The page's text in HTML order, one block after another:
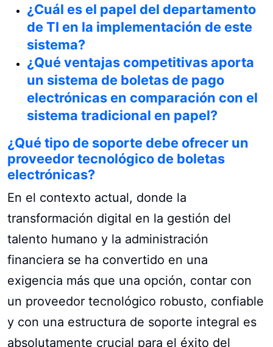
¿Cuál es el papel del departamento
de TI en la implementación de este
sistema?
¿Qué ventajas competitivas aporta
un sistema de boletas de pago
electrónicas en comparación con el
sistema tradicional en papel?
¿Qué tipo de soporte debe ofrecer un
proveedor tecnológico de boletas
electrónicas?
En el contexto actual, donde la
transformación digital en la gestión del
talento humano y la administración
financiera se ha convertido en una
exigencia más que una opción, contar con
un proveedor tecnológico robusto, confiable
y con una estructura de soporte integral es
absolutamente crucial para el éxito del